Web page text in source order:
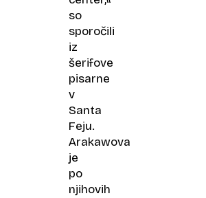
so
sporočili
iz
šerifove
pisarne
v
Santa
Feju.
Arakawova
je
po
njihovih